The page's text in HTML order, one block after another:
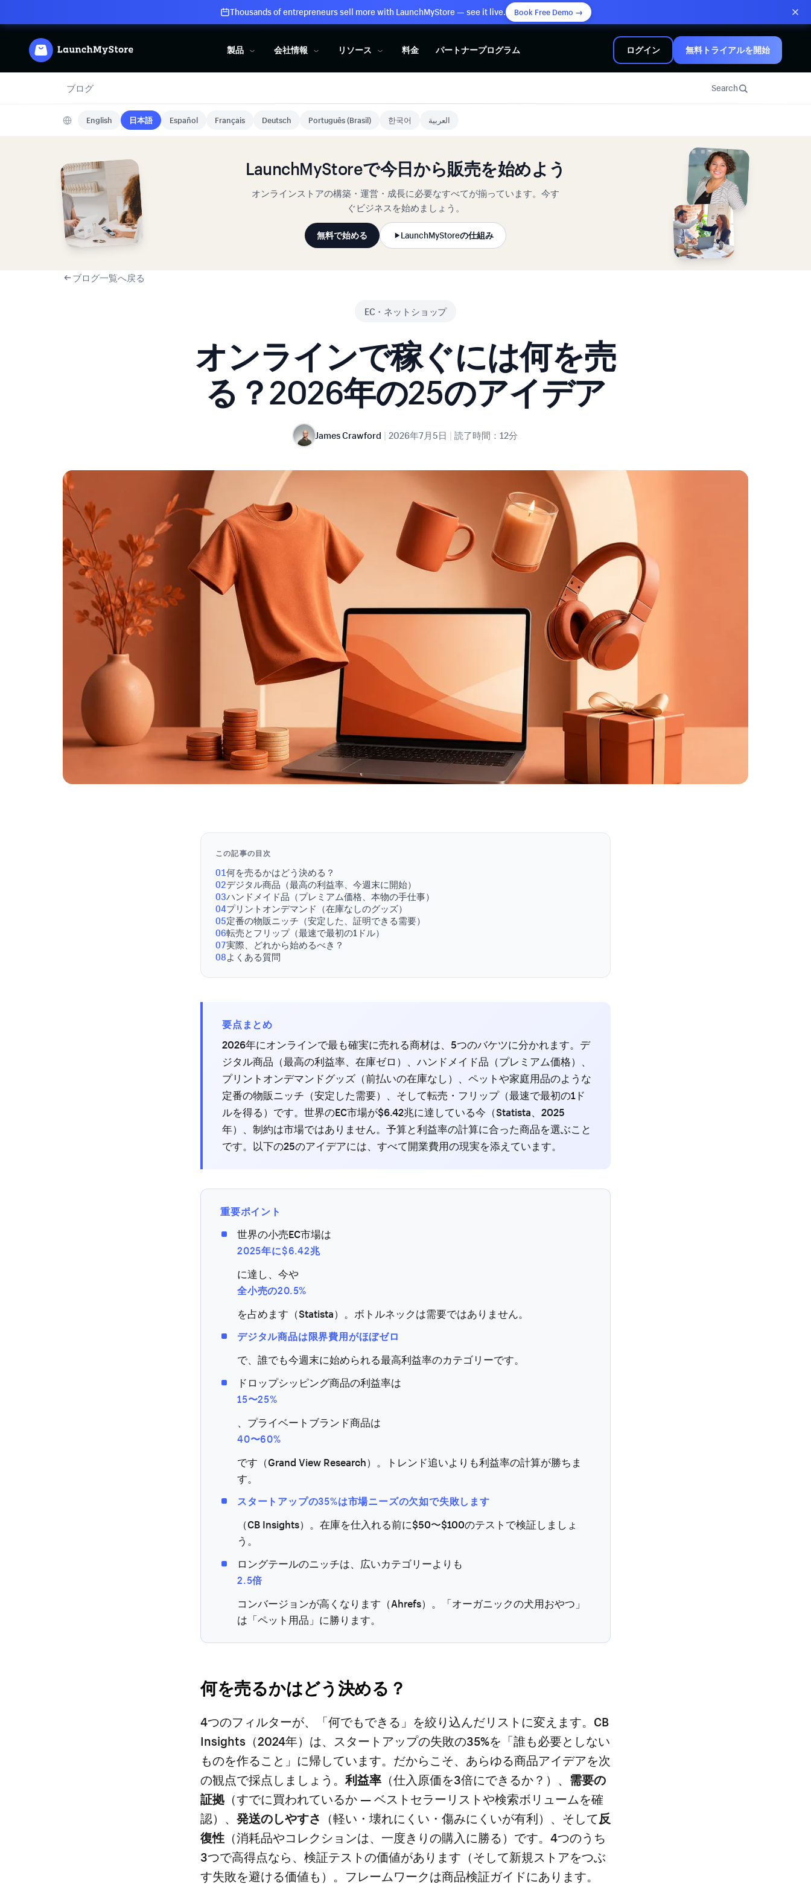
Thousands of entrepreneurs sell more with LaunchMyStore — see it live. Book Free Demo →
製品 会社情報 リソース 料金 パートナープログラム ログイン 無料トライアルを開始
ブログ Search
English 日本語 Español Français Deutsch Português (Brasil) 한국어 العربية
LaunchMyStoreで今日から販売を始めよう
オンラインストアの構築・運営・成長に必要なすべてが揃っています。今す
ぐビジネスを始めましょう。
無料で始める LaunchMyStoreの仕組み
ブログ一覧へ戻る
EC・ネットショップ
オンラインで稼ぐには何を売
る？2026年の25のアイデア
James Crawford | 2026年7月5日 | 読了時間：12分
この記事の目次
01何を売るかはどう決める？
02デジタル商品（最高の利益率、今週末に開始）
03ハンドメイド品（プレミアム価格、本物の手仕事）
04プリントオンデマンド（在庫なしのグッズ）
05定番の物販ニッチ（安定した、証明できる需要）
06転売とフリップ（最速で最初の1ドル）
07実際、どれから始めるべき？
08よくある質問
要点まとめ
2026年にオンラインで最も確実に売れる商材は、5つのバケツに分かれます。デ
ジタル商品（最高の利益率、在庫ゼロ）、ハンドメイド品（プレミアム価格）、
プリントオンデマンドグッズ（前払いの在庫なし）、ペットや家庭用品のような
定番の物販ニッチ（安定した需要）、そして転売・フリップ（最速で最初の1ド
ルを得る）です。世界のEC市場が$6.42兆に達している今（Statista、2025
年）、制約は市場ではありません。予算と利益率の計算に合った商品を選ぶこと
です。以下の25のアイデアには、すべて開業費用の現実を添えています。
重要ポイント
世界の小売EC市場は
2025年に$6.42兆
に達し、今や
全小売の20.5%
を占めます（Statista）。ボトルネックは需要ではありません。
デジタル商品は限界費用がほぼゼロ
で、誰でも今週末に始められる最高利益率のカテゴリーです。
ドロップシッピング商品の利益率は
15〜25%
、プライベートブランド商品は
40〜60%
です（Grand View Research）。トレンド追いよりも利益率の計算が勝ちま
す。
スタートアップの35%は市場ニーズの欠如で失敗します
（CB Insights）。在庫を仕入れる前に$50〜$100のテストで検証しましょ
う。
ロングテールのニッチは、広いカテゴリーよりも
2.5倍
コンバージョンが高くなります（Ahrefs）。「オーガニックの犬用おやつ」
は「ペット用品」に勝ります。
何を売るかはどう決める？
4つのフィルターが、「何でもできる」を絞り込んだリストに変えます。CB
Insights（2024年）は、スタートアップの失敗の35%を「誰も必要としない
ものを作ること」に帰しています。だからこそ、あらゆる商品アイデアを次
の観点で採点しましょう。利益率 （仕入原価を3倍にできるか？）、 需要の
証拠（すでに買われているか — ベストセラーリストや検索ボリュームを確
認）、 発送のしやすさ （軽い・壊れにくい・傷みにくいが有利）、そして反
復性 （消耗品やコレクションは、一度きりの購入に勝る）です。4つのうち
3つで高得点なら、検証テストの価値があります（そして新規ストアをつぶ
す失敗を避ける価値も）。フレームワークは商品検証ガイドにあります。